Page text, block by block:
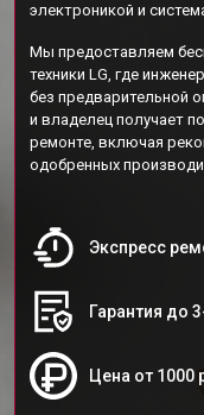
электроникой и
Мы предоставляем
техники LG, где
без предварительной
и владелец получает
ремонте, включая
одобренных
Экспресс
Гарантия до
Цена от 1000